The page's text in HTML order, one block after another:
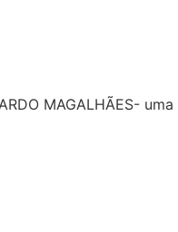
MAGALHÃES-